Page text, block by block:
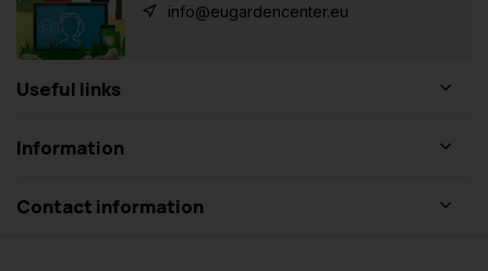
info@eugardencenter.eu
Useful links
Information
Contact information